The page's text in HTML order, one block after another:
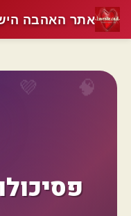
אתר האהבה